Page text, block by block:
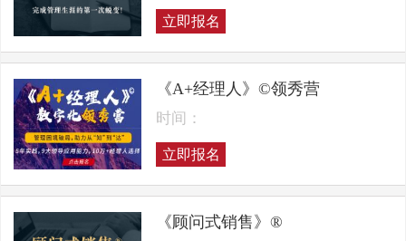
立即报名
《A+经理人》©领秀营
时间：
立即报名
《顾问式销售》®